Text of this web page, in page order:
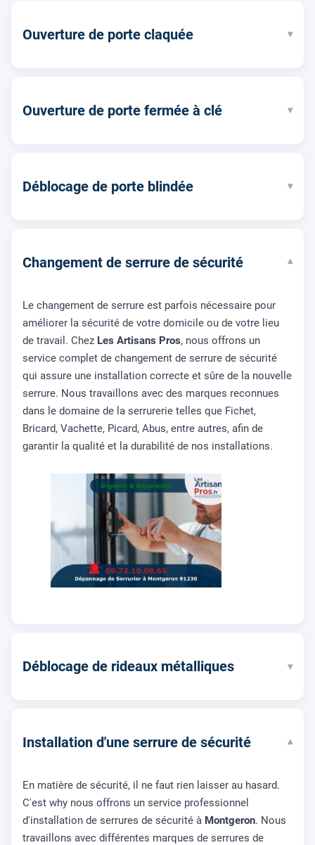
Ouverture de porte claquée ▾
Ouverture de porte fermée à clé ▾
Déblocage de porte blindée ▾
Changement de serrure de sécurité ▾
Le changement de serrure est parfois nécessaire pour
améliorer la sécurité de votre domicile ou de votre lieu
de travail. Chez Les Artisans Pros, nous offrons un
service complet de changement de serrure de sécurité
qui assure une installation correcte et sûre de la nouvelle
serrure. Nous travaillons avec des marques reconnues
dans le domaine de la serrurerie telles que Fichet,
Bricard, Vachette, Picard, Abus, entre autres, afin de
garantir la qualité et la durabilité de nos installations.
Déblocage de rideaux métalliques ▾
Installation d'une serrure de sécurité ▾
En matière de sécurité, il ne faut rien laisser au hasard.
C'est why nous offrons un service professionnel
d'installation de serrures de sécurité à Montgeron. Nous
travaillons avec différentes marques de serrures de